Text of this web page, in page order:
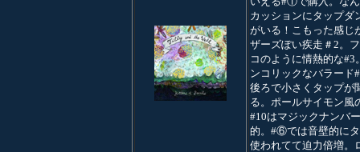
カッションにタップダ
がいる！こもった感じ
ザーズぽい疾走＃2。
コのように情熱的な#3
ンコリックなバラー
後ろで小さくタップが
る。ポールサイモン風
#10はマジックナンバ
的。#⑥では音壁的に
使われてて迫力倍増。